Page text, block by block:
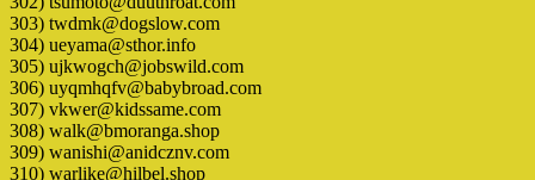
303) twdmk@dogslow.com
304) ueyama@sthor.info
305) ujkwogch@jobswild.com
306) uyqmhqfv@babybroad.com
307) vkwer@kidssame.com
308) walk@bmoranga.shop
309) wanishi@anidcznv.com
310) warlike@hilbel.shop